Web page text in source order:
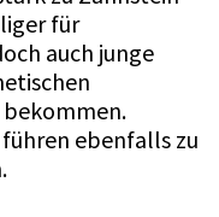
für
auch junge
ebenfalls zu